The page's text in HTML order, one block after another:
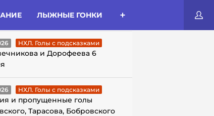
ЛЫЖНЫЕ ГОНКИ
С ПОДСКАЗКАМИ
НХЛ. Голы с подсказками
и Дорофеева 6
НХЛ. Голы с подсказками
и пропущенные голы
Тарасова, Бобровского